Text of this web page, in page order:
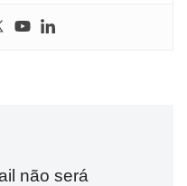
não será